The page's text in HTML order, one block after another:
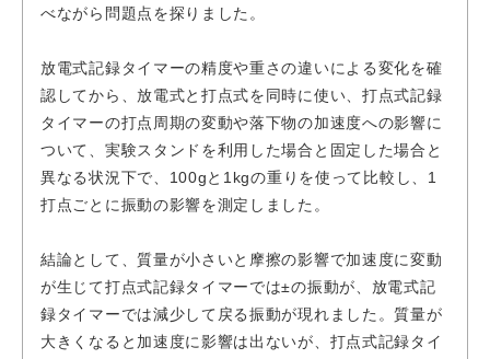
べながら問題点を探りました。
放電式記録タイマーの精度や重さの違いによる変化を確
認してから、放電式と打点式を同時に使い、打点式記録
タイマーの打点周期の変動や落下物の加速度への影響に
ついて、実験スタンドを利用した場合と固定した場合と
異なる状況下で、100gと1kgの重りを使って比較し、1
打点ごとに振動の影響を測定しました。
結論として、質量が小さいと摩擦の影響で加速度に変動
が生じて打点式記録タイマーでは±の振動が、放電式記
録タイマーでは減少して戻る振動が現れました。質量が
大きくなると加速度に影響は出ないが、打点式記録タイ